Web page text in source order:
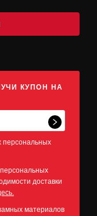
КУПОН НА
персональных
доставки
материалов